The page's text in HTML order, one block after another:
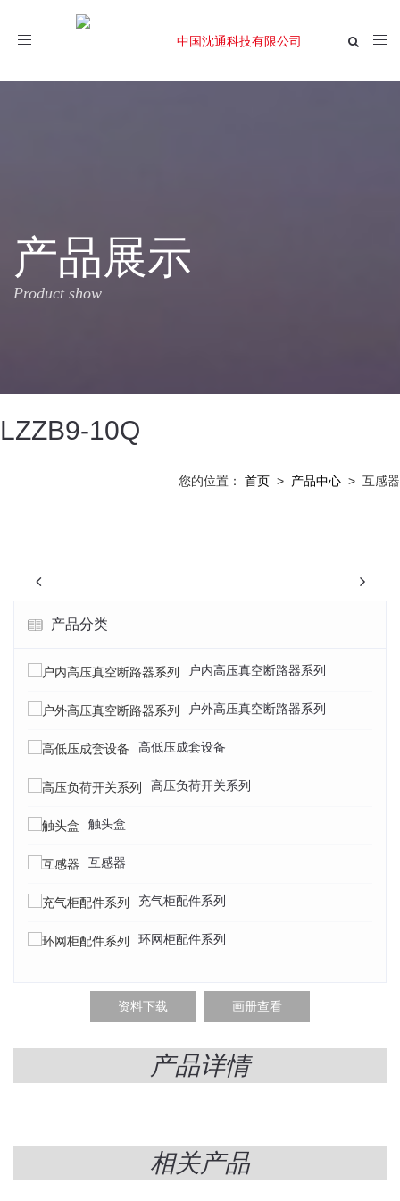
Toggle
产品展示
Product show
LZZB9-10Q
您的位置： 首页 > 产品中心 > 互感器
产品分类
户内高压真空断路器系列
户外高压真空断路器系列
高低压成套设备
高压负荷开关系列
触头盒
互感器
充气柜配件系列
环网柜配件系列
资料下载 画册查看
产品详情
相关产品